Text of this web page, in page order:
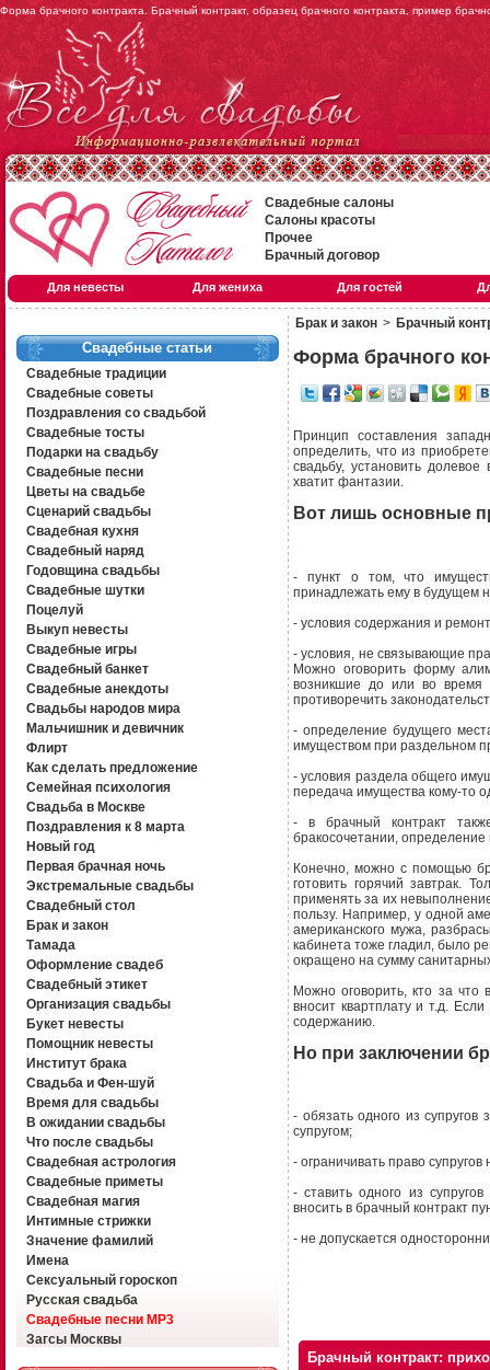
Форма брачного контракта. Брачный контракт, образец брачного контракта, пример
Свадебные салоны
Салоны красоты
Прочее
Брачный договор
Для невесты Для жениха Для гостей
Свадебные статьи
Свадебные традиции
Свадебные советы
Поздравления со свадьбой
Свадебные тосты
Подарки на свадьбу
Свадебные песни
Цветы на свадьбе
Сценарий свадьбы
Свадебная кухня
Свадебный наряд
Годовщина свадьбы
Свадебные шутки
Поцелуй
Выкуп невесты
Свадебные игры
Свадебный банкет
Свадебные анекдоты
Свадьбы народов мира
Мальчишник и девичник
Флирт
Как сделать предложение
Семейная психология
Свадьба в Москве
Поздравления к 8 марта
Новый год
Первая брачная ночь
Экстремальные свадьбы
Свадебный стол
Брак и закон
Тамада
Оформление свадеб
Свадебный этикет
Организация свадьбы
Букет невесты
Помощник невесты
Институт брака
Свадьба и Фен-шуй
Время для свадьбы
В ожидании свадьбы
Что после свадьбы
Свадебная астрология
Свадебные приметы
Свадебная магия
Интимные стрижки
Значение фамилий
Имена
Сексуальный гороскоп
Русская свадьба
Свадебные песни MP3
Загсы Москвы
Брак и закон > Брачный
Форма брачного
Принцип составления
определить, что из
свадьбу, установить
хватит фантазии.
Вот лишь основные
- пункт о том, что
принадлежать ему в будущем
- условия содержания и
- условия, не связывающие
Можно оговорить форму
возникшие до или во время
противоречить
- определение будущего
имуществом при раздельном
- условия раздела общего
передача имущества кому-то
- в брачный контракт
бракосочетании,
Конечно, можно с помощью
готовить горячий завтрак.
применять за их
пользу. Например, у одной
американского мужа,
кабинета тоже гладил, было
окращено на сумму
Можно оговорить, кто за что
вносит квартплату и т.д.
содержанию.
Но при заключении
- обязать одного из
супругом;
- ограничивать право
- ставить одного из
вносить в брачный контракт
- не допускается
Брачный контракт: